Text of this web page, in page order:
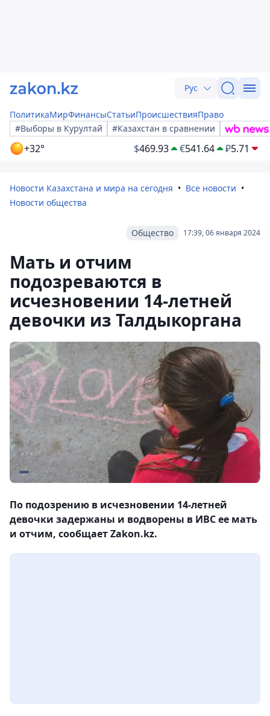
Рус
ПолитикаМирФинансыСтатьиПроисшествияПраво
#Выборы в Курултай
#Казахстан в сравнении
+32° $469.93 €541.64 ₽5.71
Новости Казахстана и мира на сегодня
Все новости
Новости общества
17:39, 06 января 2024
Общество
Мать и отчим
подозреваются в
исчезновении 14-летней
девочки из Талдыкоргана
По подозрению в исчезновении 14-летней
девочки задержаны и водворены в ИВС ее мать
и отчим, сообщает Zakon.kz.